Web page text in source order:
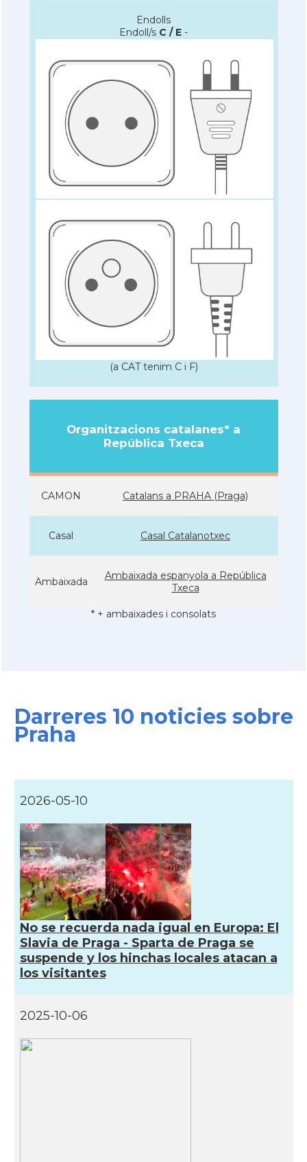
Endolls
Endoll/s C / E -
(a CAT tenim C i F)
Organitzacions catalanes* a
República Txeca
CAMON Catalans a PRAHA (Praga)
Casal Casal Catalanotxec
Ambaixada
Ambaixada espanyola a República
Txeca
* + ambaixades i consolats
Darreres 10 noticies sobre
Praha
2026-05-10
No se recuerda nada igual en Europa: El
Slavia de Praga - Sparta de Praga se
suspende y los hinchas locales atacan a
los visitantes
2025-10-06